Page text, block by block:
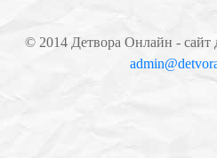
© 2014 Детвора Онлайн - сайт